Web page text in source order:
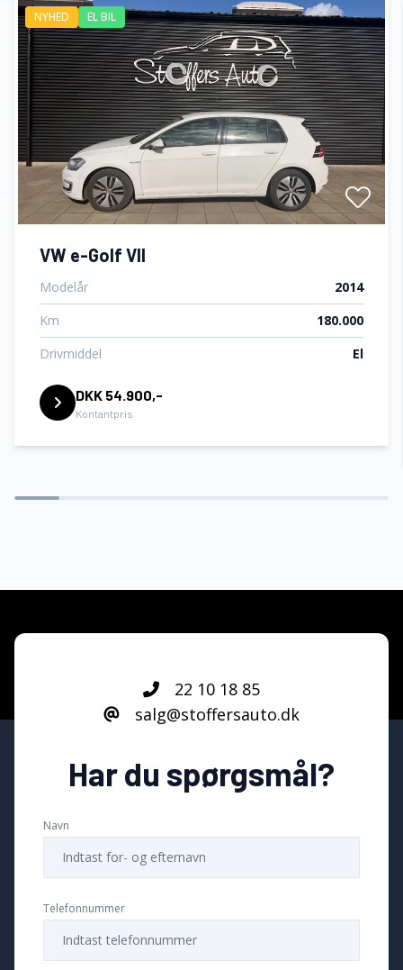
Kørecomputer
Læderrat
Servostyring
Splitbagsæder
Sportssæder
Startspærre
NYHED EL BIL
VW e-Golf VII
Modelår
2014
Km
180.000
Drivmiddel
El
DKK 54.900,-
Kontantpris
22 10 18 85
salg@stoffersauto.dk
Har du spørgsmål?
Navn
Telefonnummer